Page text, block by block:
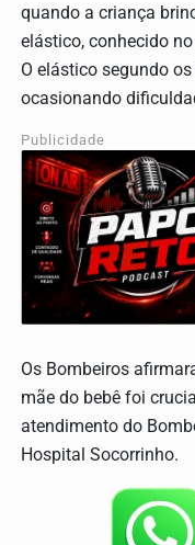
quando a criança
elástico, conhecido
O elástico segundo
ocasionando
Publicidade
Os Bombeiros
mãe do bebê foi
atendimento do
Hospital Socorrinho.